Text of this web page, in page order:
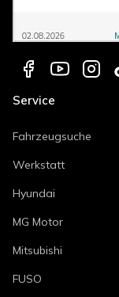
Service
Fahrzeugsuche
Werkstatt
Hyundai
MG Motor
Mitsubishi
FUSO